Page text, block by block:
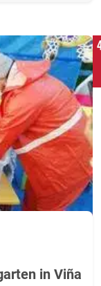
in Viña